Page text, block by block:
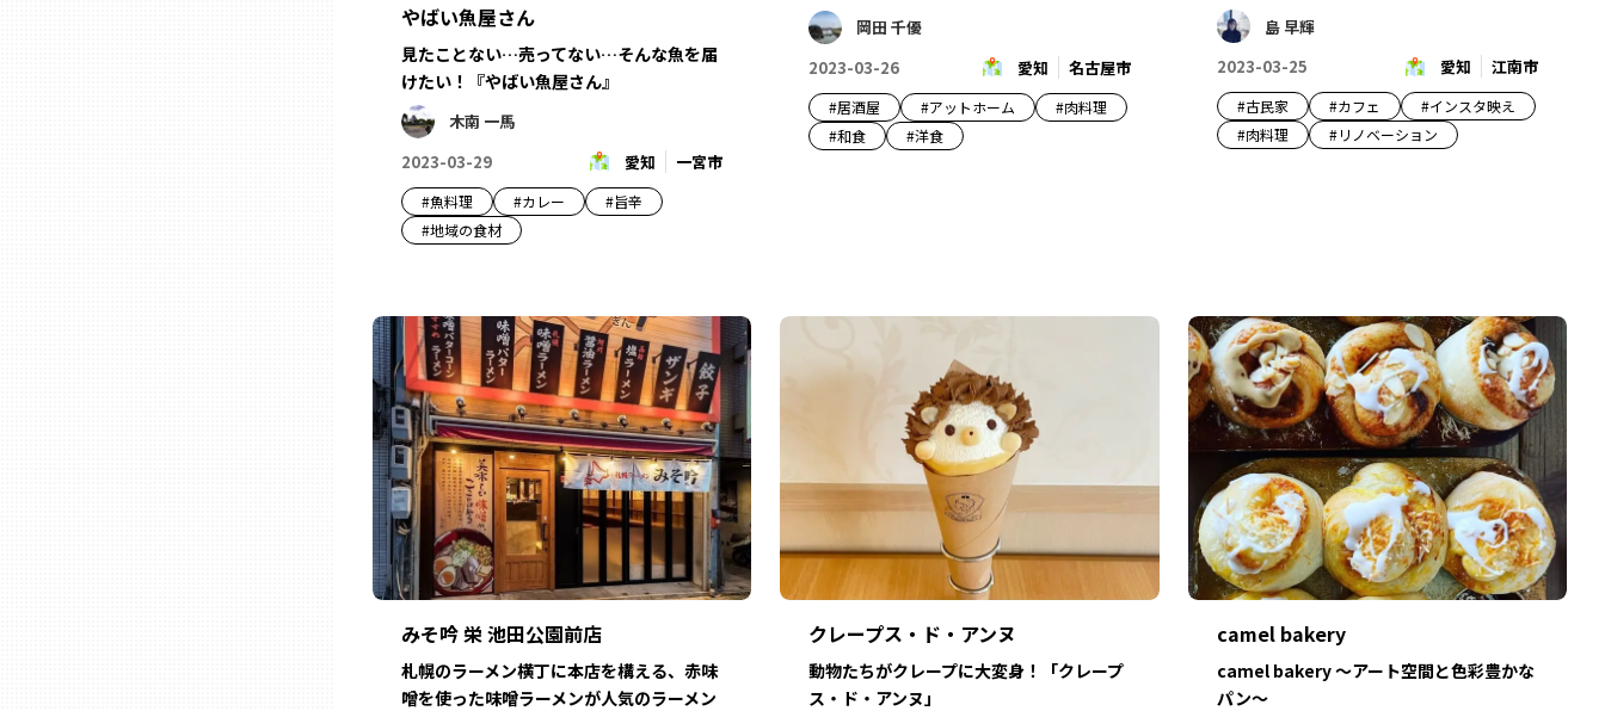
やばい魚屋さん
見たことない…売ってない…そんな魚を届
けたい！『やばい魚屋さん』
木南 一馬
2023-03-29
愛知 一宮市
#魚料理 #カレー #旨辛
#地域の食材
岡田 千優
2023-03-26
愛知 名古屋市
#居酒屋 #アットホーム #肉料理
#和食 #洋食
島 早輝
2023-03-25
愛知 江南市
#古民家 #カフェ #インスタ映え
#肉料理 #リノベーション
みそ吟 栄 池田公園前店
札幌のラーメン横丁に本店を構える、赤味
噌を使った味噌ラーメンが人気のラーメン
クレープス・ド・アンヌ
動物たちがクレープに大変身！「クレープ
ス・ド・アンヌ」
camel bakery
camel bakery ～アート空間と色彩豊かな
パン～